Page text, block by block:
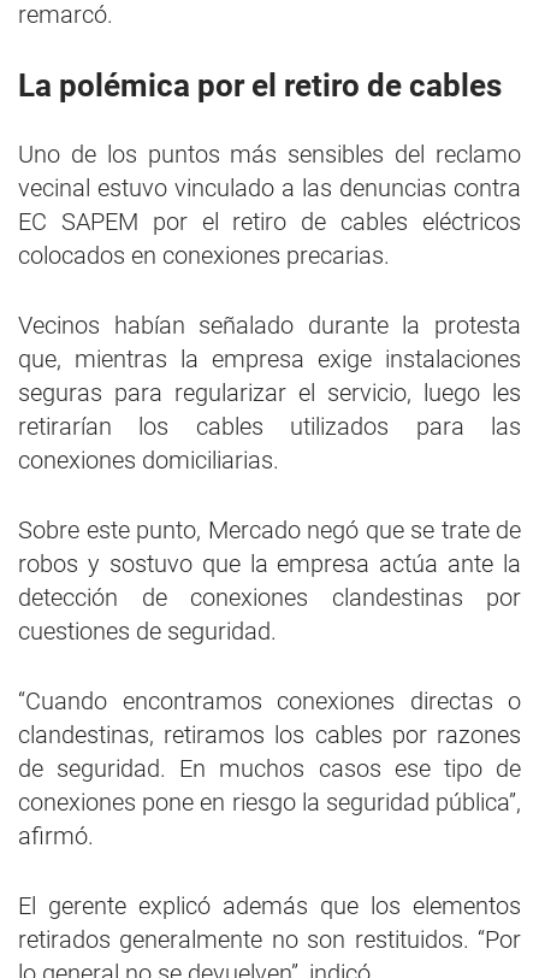
remarcó.
La polémica por el retiro de cables
Uno de los puntos más sensibles del reclamo
vecinal estuvo vinculado a las denuncias contra
EC SAPEM por el retiro de cables eléctricos
colocados en conexiones precarias.
Vecinos habían señalado durante la protesta
que, mientras la empresa exige instalaciones
seguras para regularizar el servicio, luego les
retirarían los cables utilizados para las
conexiones domiciliarias.
Sobre este punto, Mercado negó que se trate de
robos y sostuvo que la empresa actúa ante la
detección de conexiones clandestinas por
cuestiones de seguridad.
“Cuando encontramos conexiones directas o
clandestinas, retiramos los cables por razones
de seguridad. En muchos casos ese tipo de
conexiones pone en riesgo la seguridad pública”,
afirmó.
El gerente explicó además que los elementos
retirados generalmente no son restituidos. “Por